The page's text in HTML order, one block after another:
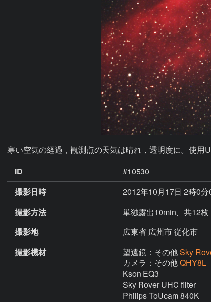
寒い空気の経過，観測点の天気は晴れ，透明度に。使用
ID
#10530
撮影日時
2012年10月17日 2時0分
撮影方法
単独露出10min、共12枚
撮影地
広東省 広州市 従化市
撮影機材
望遠鏡：その他Sky
カメラ：その他QHY8L
Kson EQ3
Sky Rover UHC filter
Philips ToUcam 840K